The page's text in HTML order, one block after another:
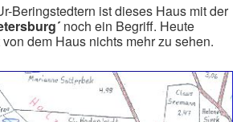
Beringstedtern ist dieses Haus mit der
noch ein Begriff. Heute
dem Haus nichts mehr zu sehen.